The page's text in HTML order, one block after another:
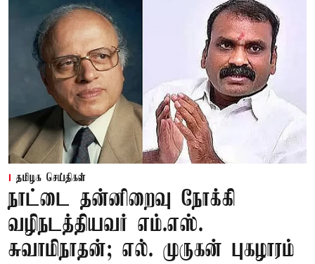
தமிழக செய்திகள்
நாட்டை தன்னிறைவு நோக்கி
வழிநடத்தியவர் எம்.எஸ்.
சுவாமிநாதன்; எல். முருகன் புகழாரம்